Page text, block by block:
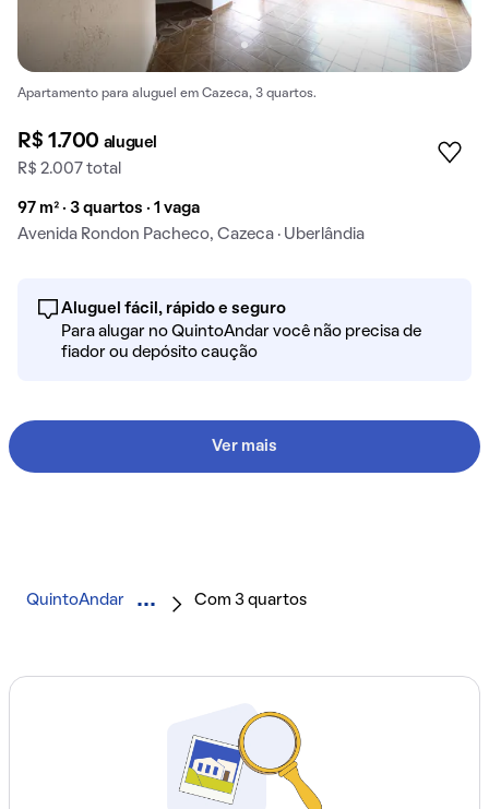
Apartamento para aluguel em Cazeca, 3 quartos.
R$ 1.700 aluguel
R$ 2.007 total
97 m² · 3 quartos · 1 vaga
Avenida Rondon Pacheco, Cazeca · Uberlândia
Aluguel fácil, rápido e seguro
Para alugar no QuintoAndar você não precisa de
fiador ou depósito caução
Ver mais
QuintoAndar Com 3 quartos